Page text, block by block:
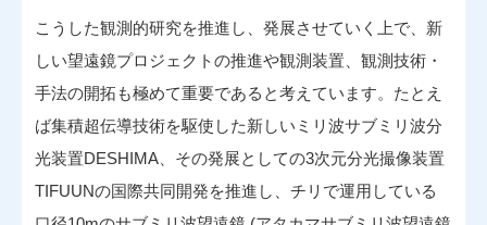
こうした観測的研究を推進し、発展させていく上で、新
しい望遠鏡プロジェクトの推進や観測装置、観測技術・
手法の開拓も極めて重要であると考えています。たとえ
ば集積超伝導技術を駆使した新しいミリ波サブミリ波分
光装置DESHIMA、その発展としての3次元分光撮像装置
TIFUUNの国際共同開発を推進し、チリで運用している